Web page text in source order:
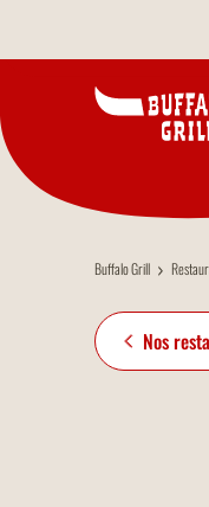
Buffalo Grill
Nos